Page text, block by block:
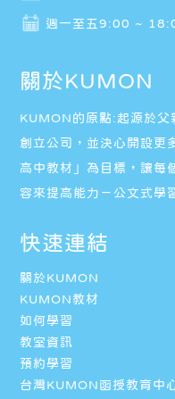
週一至五9:00 ~
關於KUMON
KUMON的原點:起源於
創立公司，並決心開設更
高中教材」為目標，讓每
容來提高能力－公文式學
快速連結
關於KUMON
KUMON教材
如何學習
教室資訊
預約學習
台灣KUMON函授教育中